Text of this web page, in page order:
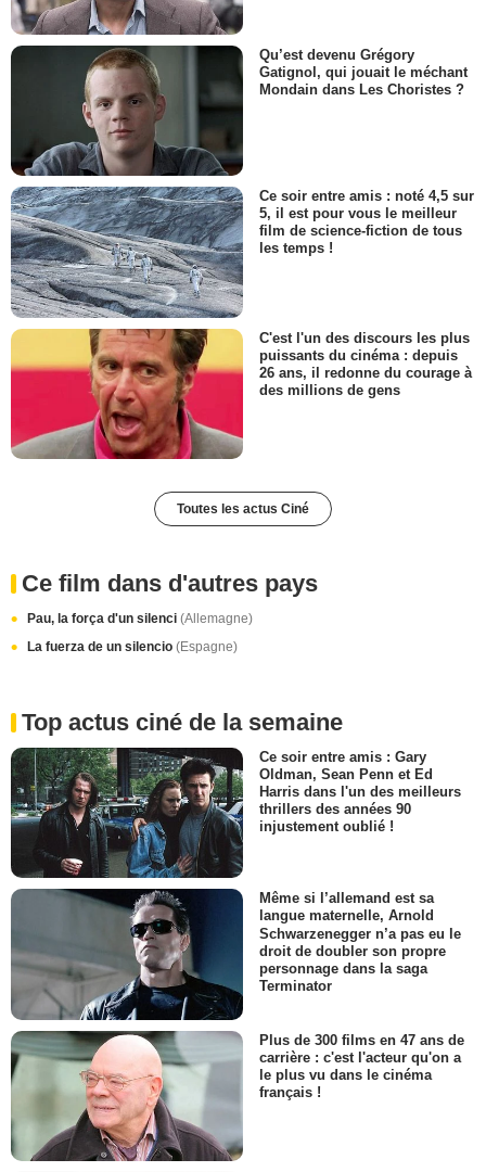
Qu’est devenu Grégory
Gatignol, qui jouait le méchant
Mondain dans Les Choristes ?
Ce soir entre amis : noté 4,5 sur
5, il est pour vous le meilleur
film de science-fiction de tous
les temps !
C'est l'un des discours les plus
puissants du cinéma : depuis
26 ans, il redonne du courage à
des millions de gens
Toutes les actus Ciné
Ce film dans d'autres pays
Pau, la força d'un silenci (Allemagne)
La fuerza de un silencio (Espagne)
Top actus ciné de la semaine
Ce soir entre amis : Gary
Oldman, Sean Penn et Ed
Harris dans l'un des meilleurs
thrillers des années 90
injustement oublié !
Même si l’allemand est sa
langue maternelle, Arnold
Schwarzenegger n’a pas eu le
droit de doubler son propre
personnage dans la saga
Terminator
Plus de 300 films en 47 ans de
carrière : c'est l'acteur qu'on a
le plus vu dans le cinéma
français !